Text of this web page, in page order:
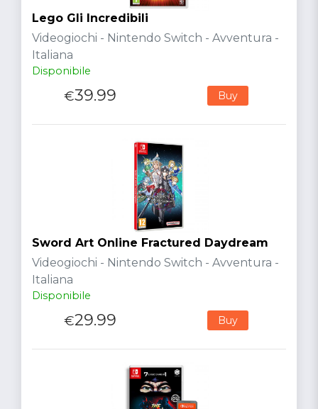
Lego Gli Incredibili
Videogiochi - Nintendo Switch - Avventura -
Italiana
Disponibile
€39.99 Buy
Sword Art Online Fractured Daydream
Videogiochi - Nintendo Switch - Avventura -
Italiana
Disponibile
€29.99 Buy